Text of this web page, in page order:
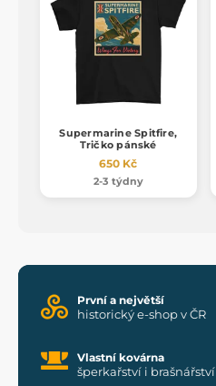
Supermarine Spitfire,
Tričko pánské
650 Kč
2-3 týdny
První a největší
historický e-shop v ČR
Vlastní kovárna
šperkařství i brašnářství